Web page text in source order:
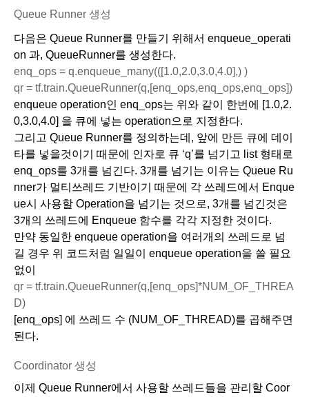
Queue Runner 생성
다음은 Queue Runner를 만들기 위해서 enqueue_operati
on 과, QueueRunner를 생성한다.
enq_ops = q.enqueue_many(([1.0,2.0,3.0,4.0],) )
qr = tf.train.QueueRunner(q,[enq_ops,enq_ops,enq_ops])
enqueue operation인 enq_ops는 위와 같이 한번에 [1.0,2.
0,3.0,4.0] 을 큐에 넣는 operation으로 지정한다.
그리고 Queue Runner를 정의하는데, 앞에 만든 큐에 데이
타를 넣을것이기 때문에 인자로 큐 ‘q’를 넘기고 list 형태로
enq_ops를 3개를 넘긴다. 3개를 넘기는 이유는 Queue Ru
nner가 멀티쓰레드 기반이기 때문에 각 쓰레드에서 Enque
ue시 사용할 Operation을 넘기는 것으로, 3개를 넘긴것은
3개의 쓰레드에 Enqueue 함수를 각각 지정한 것이다.
만약 동일한 enqueue operation을 여러개의 쓰레드로 넘
길 경우 위 코드처럼 일일이 enqueue operation을 쓸 필요
없이
qr = tf.train.QueueRunner(q,[enq_ops]*NUM_OF_THREA
D)
[enq_ops] 에 쓰레드 수 (NUM_OF_THREAD)를 곱해주면
된다.
Coordinator 생성
이제 Queue Runner에서 사용할 쓰레드들을 관리할 Coor